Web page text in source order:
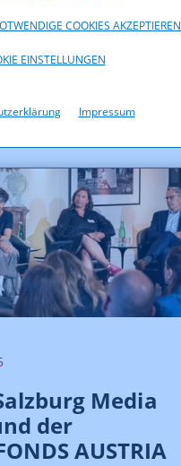
COOKIES AKZEPTIEREN
EINSTELLUNGEN
Impressum
Media
der
AUSTRIA